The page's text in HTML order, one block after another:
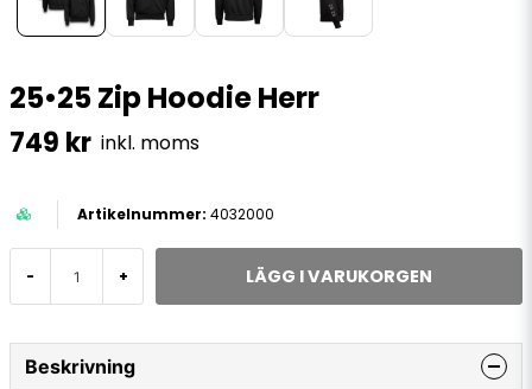
25•25 Zip Hoodie Herr
749 kr inkl. moms
4032000
- + LÄGG I VARUKORGEN
Beskrivning